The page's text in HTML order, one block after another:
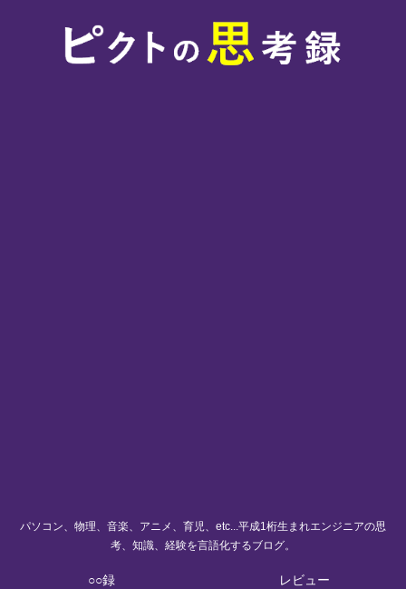
パソコン、物理、音楽、アニメ、育児、etc...平成1桁生まれエンジニアの思
考、知識、経験を言語化するブログ。
○○録 レビュー